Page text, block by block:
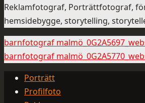
Reklamfotograf, Porträttfotograf,
hemsidebygge, storytelling,
barnfotograf
barnfotograf
Porträtt
Profilfoto